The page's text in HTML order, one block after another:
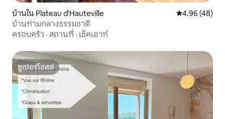
บ้านใน Plateau d'Hauteville คะแนนเฉลี่ย
4.96 (48)
บ้านท่ามกลางธรรมชาติ
ครอบครัว · สถานที่ · เช็คเอาท์
ซูเปอร์โฮสต์
ซูเปอร์โฮสต์